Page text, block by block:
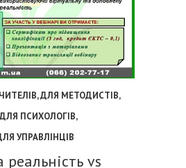
,ДЛЯ МЕТОДИСТІВ,
ДЛЯ ПСИХОЛОГІВ,
УПРАВЛІНЦІВ
реальність vs